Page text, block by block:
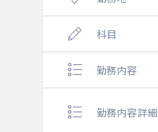
科目
勤務内容
勤務内容詳細